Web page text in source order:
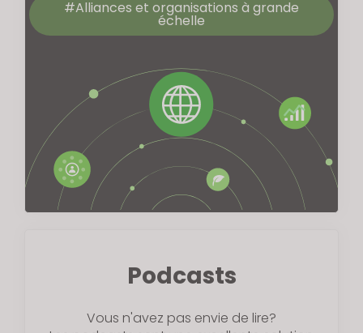
Alliances et organisations à grande
échelle
Podcasts
Vous n'avez pas envie de lire?